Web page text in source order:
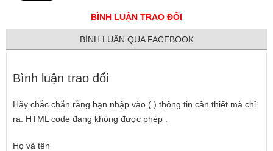
BÌNH LUẬN TRAO ĐỔI
BÌNH LUẬN QUA FACEBOOK
Bình luận trao đổi
Hãy chắc chắn rằng bạn nhập vào ( ) thông tin cần thiết mà chỉ
ra. HTML code đang không được phép .
Họ và tên